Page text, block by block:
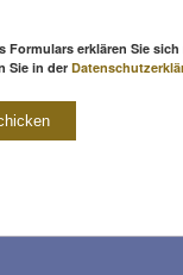
Formulars erklären Sie
Sie in der